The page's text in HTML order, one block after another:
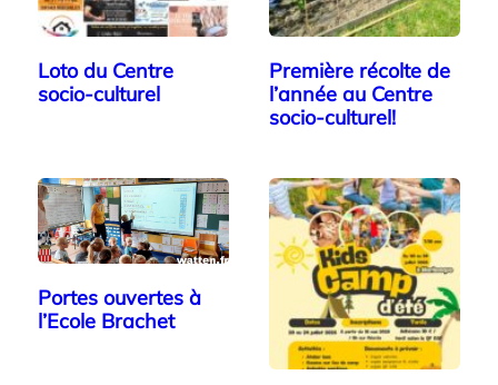
Loto du Centre
socio-culturel
Première récolte de
l’année au Centre
socio-culturel!
Portes ouvertes à
l’Ecole Brachet